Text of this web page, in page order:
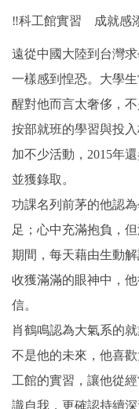
‼科工館實習 成就感
遠從中國大陸到台灣
一樣感到惶恐。大學
醒對他而言太奢侈，
按部就班的學習與投
加不少活動，2015年
並獲錄取。
功課名列前茅的他認
足；心中充滿抱負，
期間，每天藉由生動
收獲滿滿的眼神中，
信。
肖鶴鳴認為大氣系的
不是他的未來，他喜
工館的實習，讓他從
識自我，更確認持續